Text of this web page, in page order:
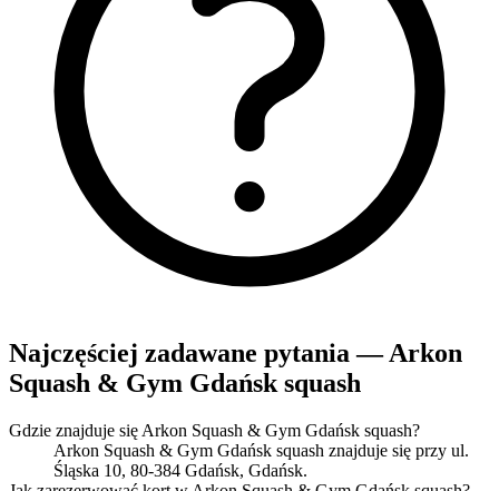
Najczęściej zadawane pytania — Arkon
Squash & Gym Gdańsk squash
Gdzie znajduje się Arkon Squash & Gym Gdańsk squash?
Arkon Squash & Gym Gdańsk squash znajduje się przy ul.
Śląska 10, 80-384 Gdańsk, Gdańsk.